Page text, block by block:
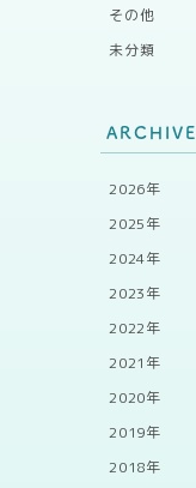
その他
未分類
ARCHIVE
2026年
2025年
2024年
2023年
2022年
2021年
2020年
2019年
2018年